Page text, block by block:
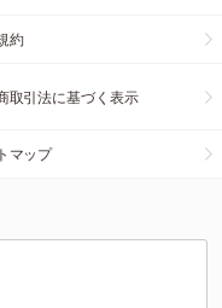
約
取引法に基づく表示
マップ